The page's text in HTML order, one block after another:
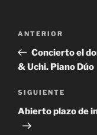
Navegación
entradas
Entrada
anterior:
ANTERIOR
Concierto el
& Uchi. Piano Dúo
Siguiente
entrada
SIGUIENTE
Abierto plazo de